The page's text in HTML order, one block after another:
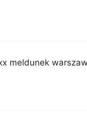
meldunek